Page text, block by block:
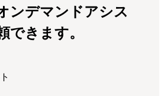
ンデマンドアシス
できます。